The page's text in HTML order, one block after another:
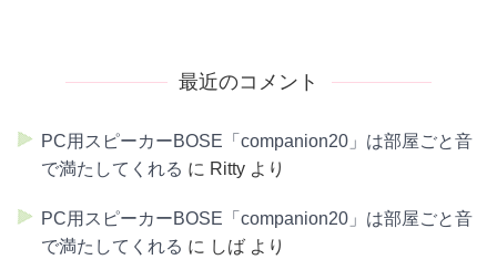
最近のコメント
PC用スピーカーBOSE「companion20」は部屋ごと音
で満たしてくれる に Ritty より
PC用スピーカーBOSE「companion20」は部屋ごと音
で満たしてくれる に しば より